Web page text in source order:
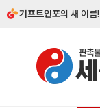
기프트인포의 새 이름!